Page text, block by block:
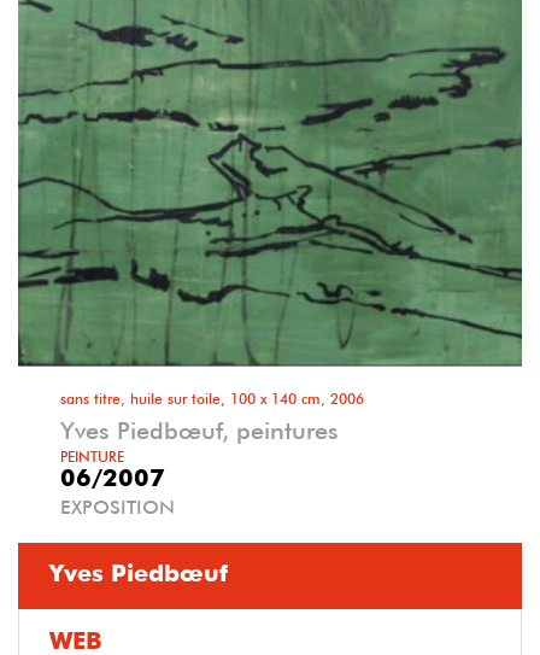
sans titre, huile sur toile, 100 x 140 cm, 2006
Yves Piedbœuf, peintures
PEINTURE
06/2007
EXPOSITION
Yves Piedbœuf
WEB